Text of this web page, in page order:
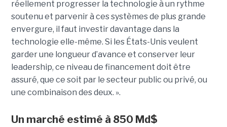
réellement progresser la technologie à un rythme
soutenu et parvenir à ces systèmes de plus grande
envergure, il faut investir davantage dans la
technologie elle-même. Si les États-Unis veulent
garder une longueur d’avance et conserver leur
leadership, ce niveau de financement doit être
assuré, que ce soit par le secteur public ou privé, ou
une combinaison des deux. ».
Un marché estimé à 850 Md$